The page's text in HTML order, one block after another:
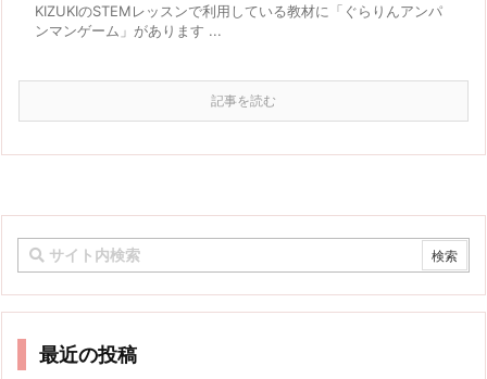
KIZUKIのSTEMレッスンで利用している教材に「ぐらりんアンパ
ンマンゲーム」があります ...
記事を読む
最近の投稿